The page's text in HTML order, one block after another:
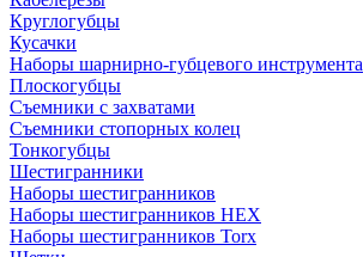
Круглогубцы
Кусачки
Наборы шарнирно-губцевого инструмента
Плоскогубцы
Съемники с захватами
Съемники стопорных колец
Тонкогубцы
Шестигранники
Наборы шестигранников
Наборы шестигранников HEX
Наборы шестигранников Torx